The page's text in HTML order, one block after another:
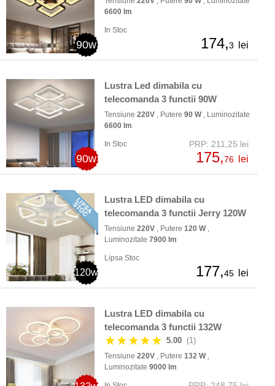
90w
6600 lm
In Stoc
174,3 lei
90w
Lustra Led dimabila cu
telecomanda 3 functii 90W
Tensiune 220V , Putere 90 W, Luminozitate
6600 lm
In Stoc PRP: 211,25 lei
175,76 lei
120w
Lustra LED dimabila cu
telecomanda 3 functii Jerry 120W
Tensiune 220V , Putere 120 W,
Luminozitate 7900 lm
Lipsa Stoc
177,45 lei
Lustra LED dimabila cu
telecomanda 3 functii 132W
★★★★★ 5.00 (1)
Tensiune 220V , Putere 132 W,
Luminozitate 9000 lm